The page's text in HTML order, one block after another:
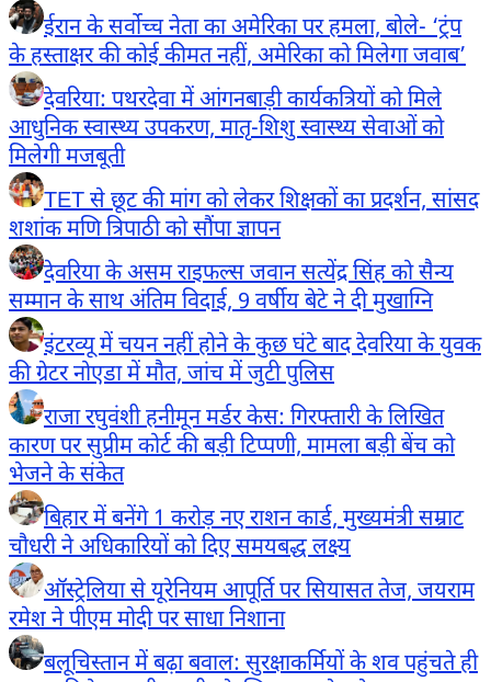
ईरान के सर्वोच्च नेता का अमेरिका पर हमला, बोले- ‘ट्रंप
के हस्ताक्षर की कोई कीमत नहीं, अमेरिका को मिलेगा जवाब’
देवरिया: पथरदेवा में आंगनबाड़ी कार्यकत्रियों को मिले
आधुनिक स्वास्थ्य उपकरण, मातृ-शिशु स्वास्थ्य सेवाओं को
मिलेगी मजबूती
TET से छूट की मांग को लेकर शिक्षकों का प्रदर्शन, सांसद
शशांक मणि त्रिपाठी को सौंपा ज्ञापन
देवरिया के असम राइफल्स जवान सत्येंद्र सिंह को सैन्य
सम्मान के साथ अंतिम विदाई, 9 वर्षीय बेटे ने दी मुखाग्नि
इंटरव्यू में चयन नहीं होने के कुछ घंटे बाद देवरिया के युवक
की ग्रेटर नोएडा में मौत, जांच में जुटी पुलिस
राजा रघुवंशी हनीमून मर्डर केस: गिरफ्तारी के लिखित
कारण पर सुप्रीम कोर्ट की बड़ी टिप्पणी, मामला बड़ी बेंच को
भेजने के संकेत
बिहार में बनेंगे 1 करोड़ नए राशन कार्ड, मुख्यमंत्री सम्राट
चौधरी ने अधिकारियों को दिए समयबद्ध लक्ष्य
ऑस्ट्रेलिया से यूरेनियम आपूर्ति पर सियासत तेज, जयराम
रमेश ने पीएम मोदी पर साधा निशाना
बलूचिस्तान में बढ़ा बवाल: सुरक्षाकर्मियों के शव पहुंचते ही